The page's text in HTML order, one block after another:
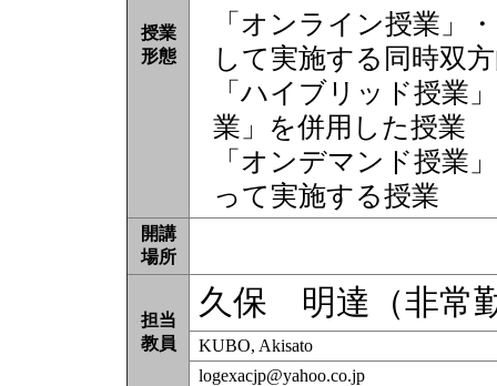
授業
形態
「オンライン授業」
して実施する同時双
「ハイブリッド授業
業」を併用した授業
「オンデマンド授業
って実施する授業
開講
場所
担当
教員
久保 明達（非常
KUBO, Akisato
logexacjp@yahoo.co.jp